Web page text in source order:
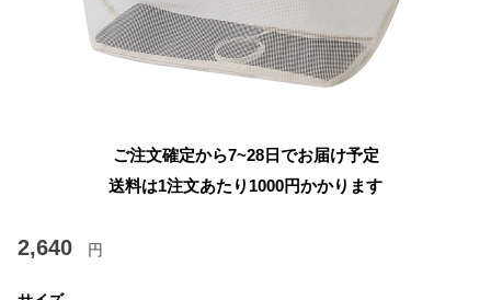
ご注文確定から7~28日でお届け予定
送料は1注文あたり 1000円かかります
2,640 円